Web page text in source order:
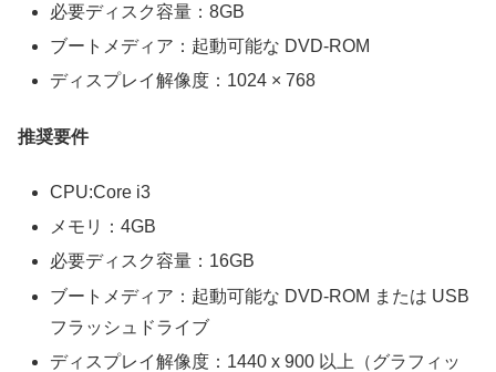
必要ディスク容量：8GB
ブートメディア：起動可能な DVD-ROM
ディスプレイ解像度：1024 × 768
推奨要件
CPU:Core i3
メモリ：4GB
必要ディスク容量：16GB
ブートメディア：起動可能な DVD-ROM または USB
フラッシュドライブ
ディスプレイ解像度：1440 x 900 以上（グラフィッ